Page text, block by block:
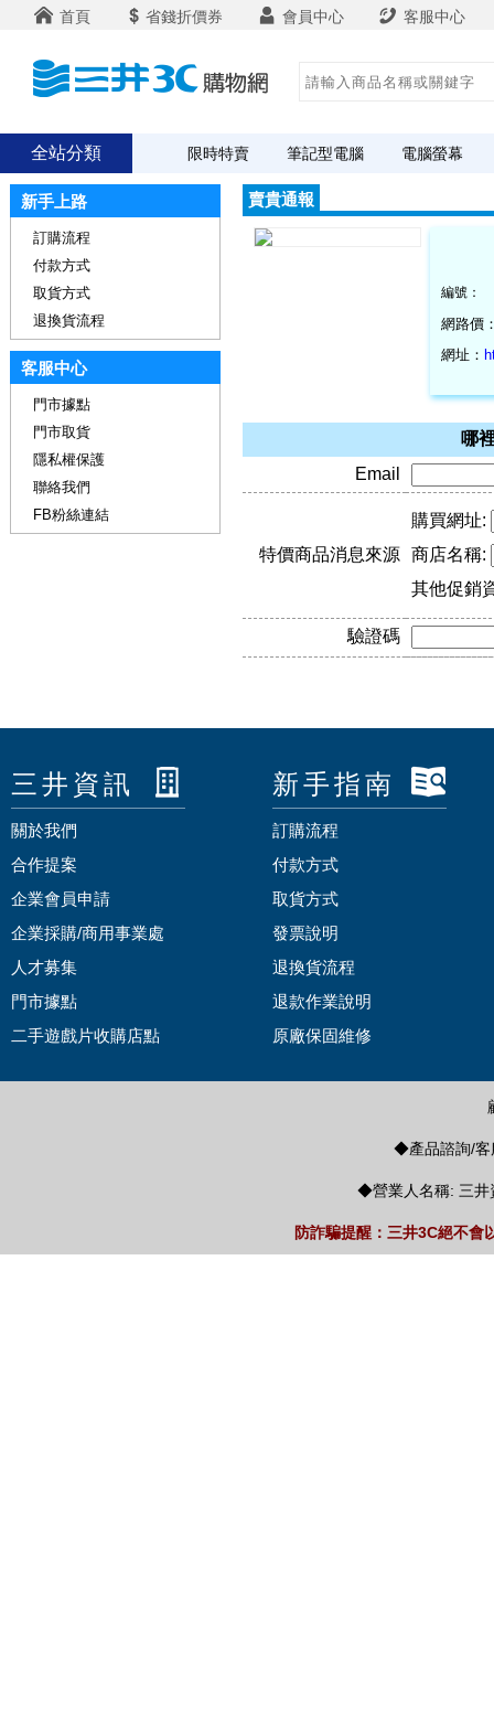
首頁 省錢折價券 會員中心 客服中心
全站分類 限時特賣 筆記型電腦 電腦螢幕
賣貴通報
編號：
網路價
網址：
哪
Email
特價商品消息來源
購買網址:
商店名稱:
其他促銷
驗證碼
新手上路
訂購流程
付款方式
取貨方式
退換貨流程
客服中心
門市據點
門市取貨
隱私權保護
聯絡我們
FB粉絲連結
三井資訊
關於我們
合作提案
企業會員申請
企業採購/商用事業處
人才募集
門市據點
二手遊戲片收購店點
新手指南
訂購流程
付款方式
取貨方式
發票說明
退換貨流程
退款作業說明
原廠保固維修
◆產品諮詢/客
◆營業人名稱: 三井
防詐騙提醒：三井3C絕不會